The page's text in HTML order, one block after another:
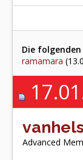
Die
ramamara
Advanced